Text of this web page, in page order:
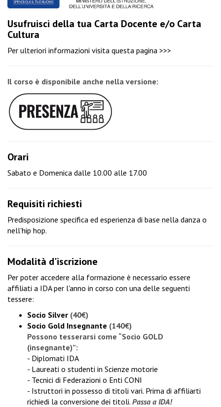
Usufruisci della tua Carta Docente e/o Carta
Cultura
Per ulteriori informazioni visita questa pagina >>>
Il corso è disponibile anche nella versione:
Orari
Sabato e Domenica dalle 10.00 alle 17.00
Requisiti richiesti
Predisposizione specifica ed esperienza di base nella danza o
nell'hip hop.
Modalità d'iscrizione
Per poter accedere alla formazione è necessario essere
affiliati a IDA per l'anno in corso con una delle seguenti
tessere:
Socio Silver (40€)
Socio Gold Insegnante (140€)
Possono tesserarsi come “Socio GOLD
(insegnante)”:
- Diplomati IDA
- Laureati o studenti in Scienze motorie
- Tecnici di Federazioni o Enti CONI
- Istruttori in possesso di titoli vari. Prima di affiliarti
richiedi la conversione dei titoli. Passa a IDA!